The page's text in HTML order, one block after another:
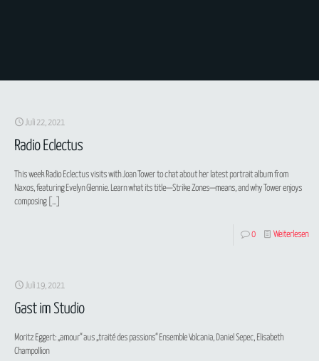
Juli 22, 2021
Radio Eclectus
This week Radio Eclectus visits with Joan Tower to chat about her latest portrait album from
Naxos, featuring Evelyn Glennie. Learn what its title—Strike Zones—means, and why Tower enjoys
composing[…]
0 Weiterlesen
Juli 19, 2021
Gast im Studio
Moritz Eggert: „amour“ aus „traité des passions“ Ensemble Volcania, Daniel Sepec, Elisabeth
Champollion